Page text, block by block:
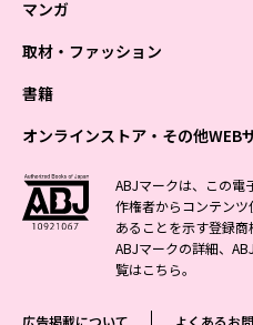
マンガ
少年マンガ
Vジャンプ
最強ジャンプ
少年ジャンプ+
ジャンプTOON
ジャンプルーキー！
青年マンガ
ZEBRACK
S-MANGA
集英社ジャンプリミックス
少女マンガ
ZEBRACK
S-MANGA
集英社コミック文庫
女性マンガ
ジャンプTOON
集英社コミック文庫
取材・ファッション
ファッション・美容
BAILA
MAQUIA
芸能・情報・スポーツ
週プレNEWS
週プレ グラジャパ!
書籍
文芸・文庫・総合
小説すばる
集英社 文芸ステーション
web 集英社文庫
学芸・ノンフィクション・新書
1日5分で、明日は変わる よみ
集英社学芸部 - 学芸・ノンフ
集英社ビジネス書
ライトノベル・ノベライズ
集英社オレンジ文庫
JUMP j-BOOKS
ダッシュエックス文庫公式サ
オンラインストア・その他WEB
オンラインストア
OTO
SHUEISHA MANGA-ART
ジャンプキャラクターズストア
HAPPY PLUS STORE
その他WEBサービス
集英社アドナビ
集英社エディターズ・ラボ
ABJマークは、この電
作権者からコンテン
あることを示す登録商
ABJマークの詳細、
覧はこちら。
広告掲載について よくあるお